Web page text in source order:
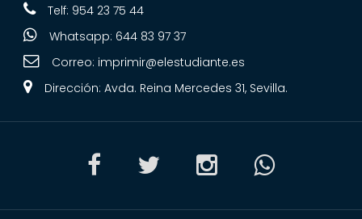
Telf: 954 23 75 44
Whatsapp: 644 83 97 37
Correo: imprimir@elestudiante.es
Dirección: Avda. Reina Mercedes 31, Sevilla.